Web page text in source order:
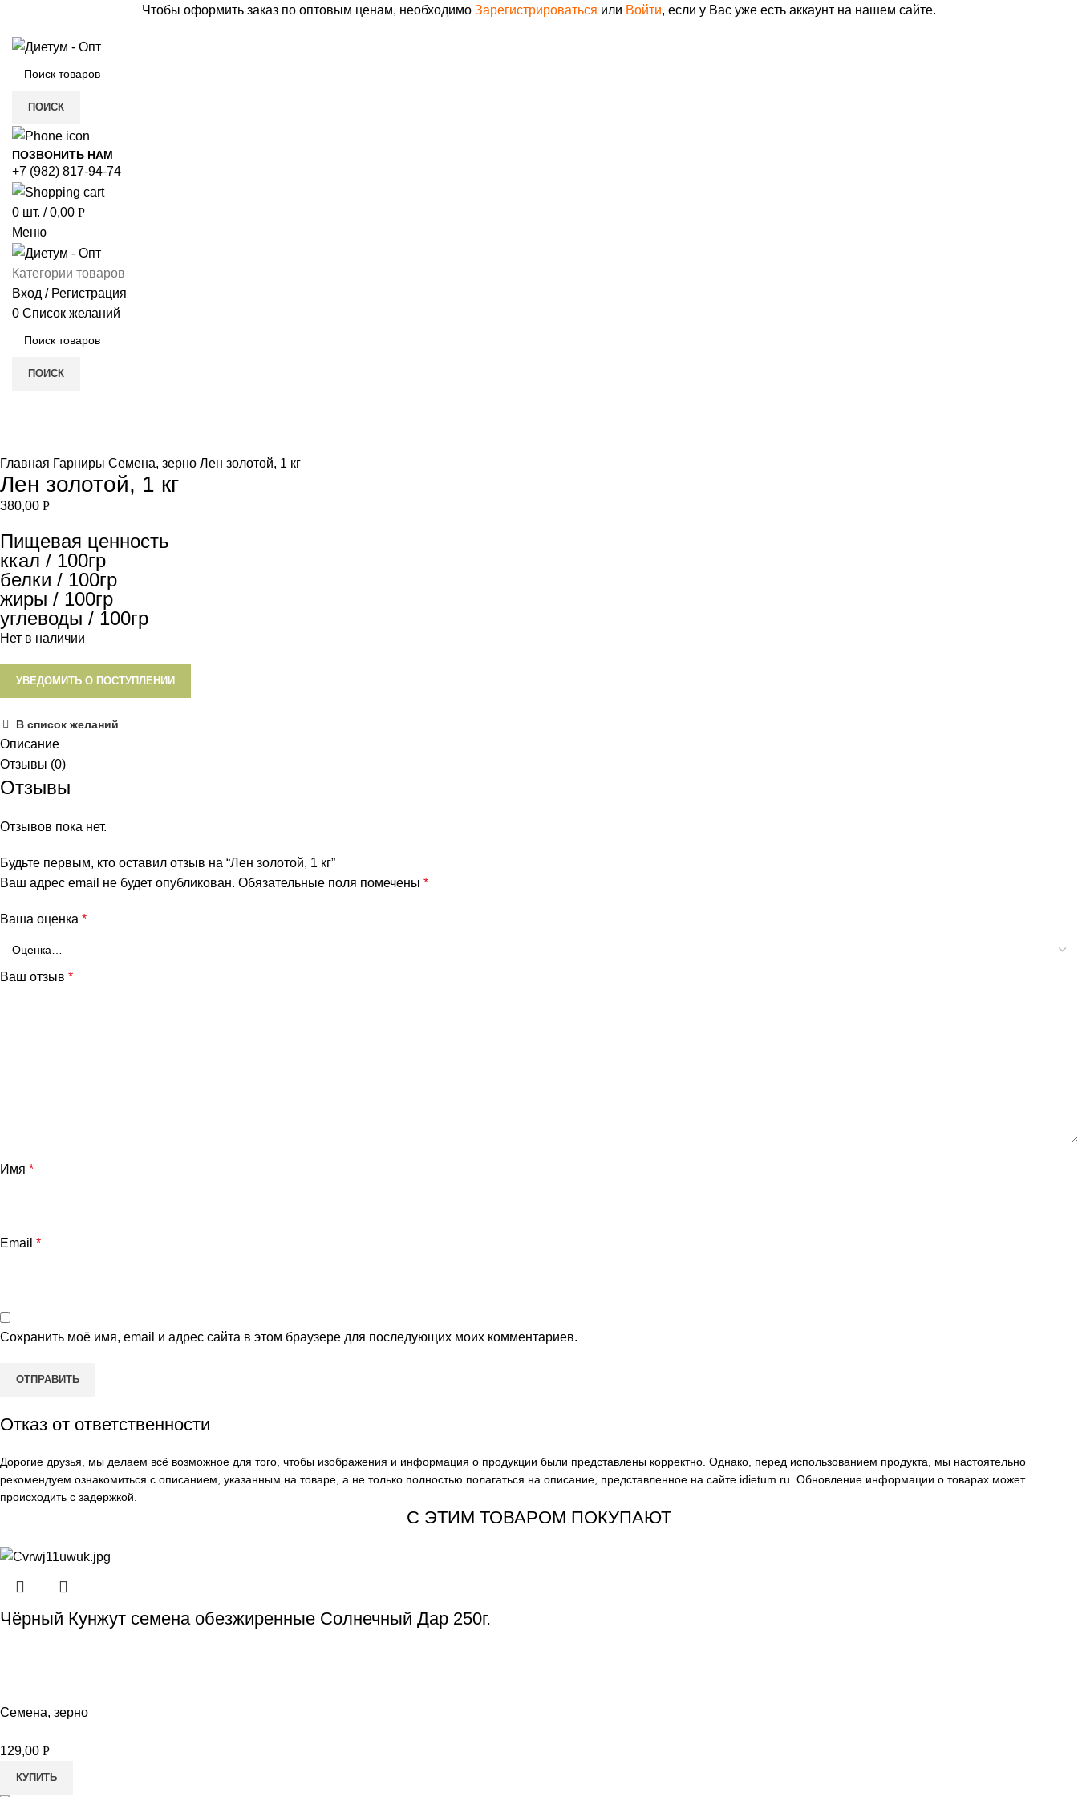
Чтобы оформить заказ по оптовым ценам, необходимо Зарегистрироваться или Войти, если у Вас уже есть аккаунт на нашем сайте.
ПОИСК
ПОЗВОНИТЬ НАМ
+7 (982) 817-94-74
0 шт. / 0,00 Р
Меню
Категории товаров
Вход / Регистрация
0 Список желаний
ПОИСК
Главная Гарниры Семена, зерно Лен золотой, 1 кг
Лен золотой, 1 кг
380,00 Р
Пищевая ценность
ккал / 100гр
белки / 100гр
жиры / 100гр
углеводы / 100гр
Нет в наличии
УВЕДОМИТЬ О ПОСТУПЛЕНИИ
В список желаний
Описание
Отзывы (0)
Отзывы
Отзывов пока нет.
Будьте первым, кто оставил отзыв на “Лен золотой, 1 кг”
Ваш адрес email не будет опубликован. Обязательные поля помечены *
Ваша оценка *
Ваш отзыв *
Имя *
Email *
Сохранить моё имя, email и адрес сайта в этом браузере для последующих моих комментариев.
Отказ от ответственности
Дорогие друзья, мы делаем всё возможное для того, чтобы изображения и информация о продукции были представлены корректно. Однако, перед использованием продукта, мы настоятельно
рекомендуем ознакомиться с описанием, указанным на товаре, а не только полностью полагаться на описание, представленное на сайте idietum.ru . Обновление информации о товарах может
происходить с задержкой.
С ЭТИМ ТОВАРОМ ПОКУПАЮТ
Чёрный Кунжут семена обезжиренные Солнечный Дар 250г.
Семена, зерно
129,00 Р
КУПИТЬ